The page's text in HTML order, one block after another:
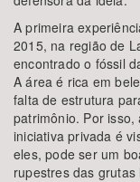
A primeira
2015, na região de
encontrado o fóssil
A área é rica em
falta de estrutura
patrimônio. Por
iniciativa privada é
eles, pode ser um
rupestres das